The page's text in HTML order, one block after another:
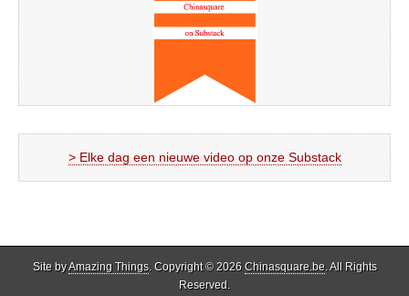
> Elke dag een nieuwe video op onze Substack
Site byAmazing Things. Copyright © 2026 Chinasquare.be. All Rights
Reserved.